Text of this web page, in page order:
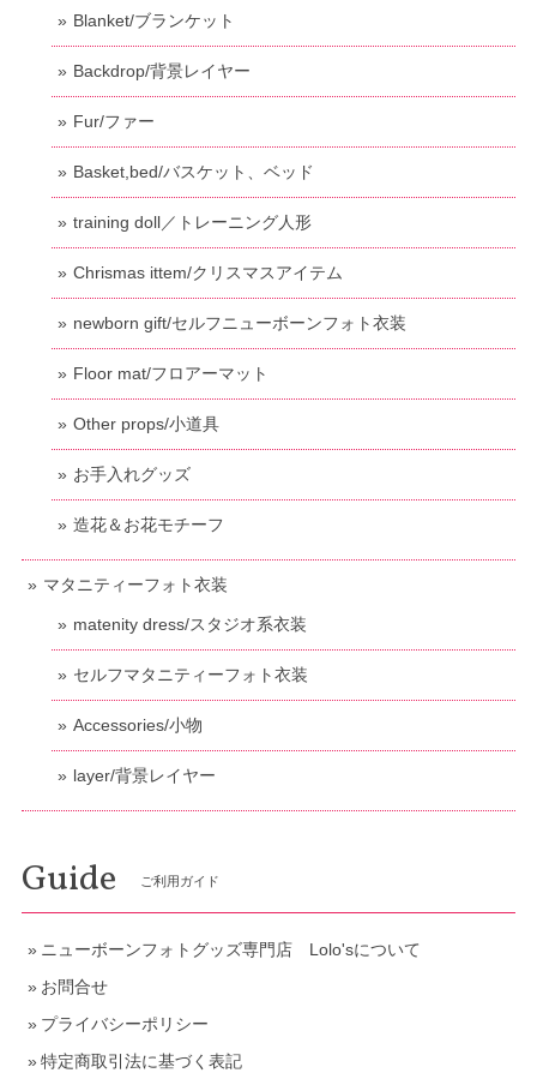
Blanket/ブランケット
Backdrop/背景レイヤー
Fur/ファー
Basket,bed/バスケット、ベッド
training doll／トレーニング人形
Chrismas ittem/クリスマスアイテム
newborn gift/セルフニューボーンフォト衣装
Floor mat/フロアーマット
Other props/小道具
お手入れグッズ
造花＆お花モチーフ
マタニティーフォト衣装
matenity dress/スタジオ系衣装
セルフマタニティーフォト衣装
Accessories/小物
layer/背景レイヤー
Guide ご利用ガイド
ニューボーンフォトグッズ専門店 Lolo'sについて
お問合せ
プライバシーポリシー
特定商取引法に基づく表記